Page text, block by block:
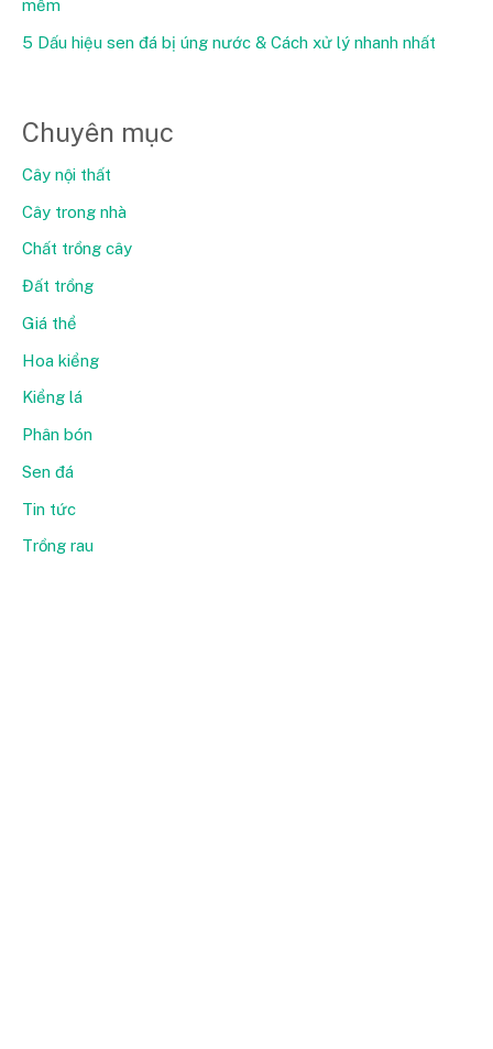
mềm
5 Dấu hiệu sen đá bị úng nước & Cách xử lý nhanh nhất
Chuyên mục
Cây nội thất
Cây trong nhà
Chất trồng cây
Đất trồng
Giá thể
Hoa kiểng
Kiểng lá
Phân bón
Sen đá
Tin tức
Trồng rau